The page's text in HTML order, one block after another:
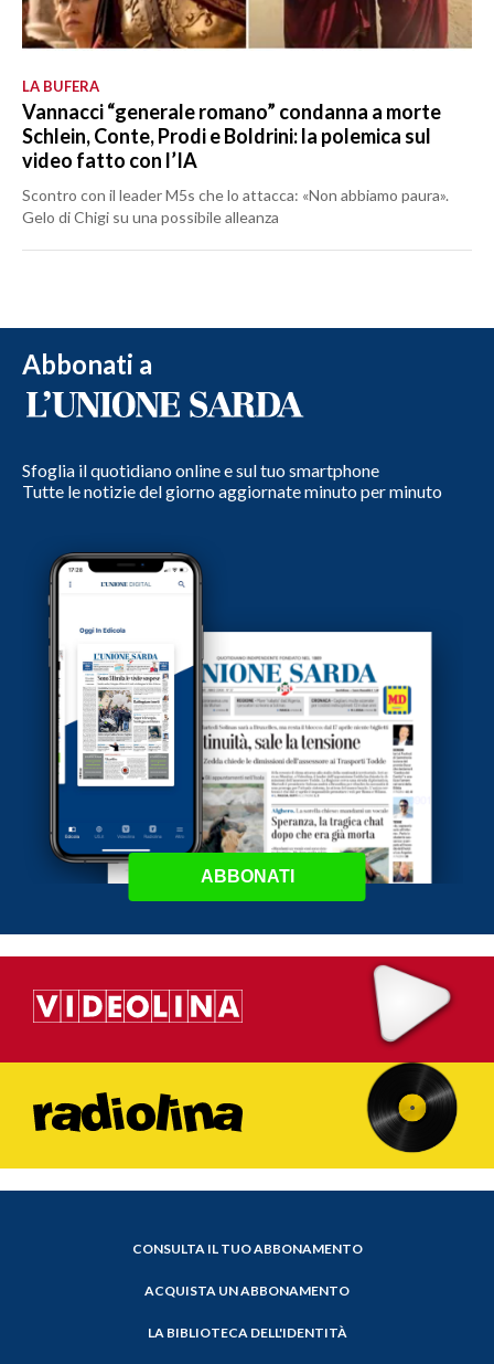
LA BUFERA
Vannacci “generale romano” condanna a morte
Schlein, Conte, Prodi e Boldrini: la polemica sul
video fatto con l’IA
Scontro con il leader M5s che lo attacca: «Non abbiamo paura».
Gelo di Chigi su una possibile alleanza
Abbonati a
Sfoglia il quotidiano online e sul tuo smartphone
Tutte le notizie del giorno aggiornate minuto per minuto
ABBONATI
CONSULTA IL TUO ABBONAMENTO
ACQUISTA UN ABBONAMENTO
LA BIBLIOTECA DELL'IDENTITÀ